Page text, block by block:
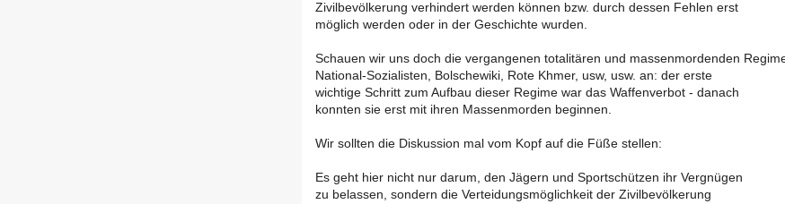
Zivilbevölkerung verhindert werden können bzw. durch dessen Fehlen erst
möglich werden oder in der Geschichte wurden.
Schauen wir uns doch die vergangenen totalitären und massenmordenden
National-Sozialisten, Bolschewiki, Rote Khmer, usw, usw. an: der erste
wichtige Schritt zum Aufbau dieser Regime war das Waffenverbot - danach
konnten sie erst mit ihren Massenmorden beginnen.
Wir sollten die Diskussion mal vom Kopf auf die Füße stellen:
Es geht hier nicht nur darum, den Jägern und Sportschützen ihr Vergnügen
zu belassen, sondern die Verteidungsmöglichkeit der Zivilbevölkerung